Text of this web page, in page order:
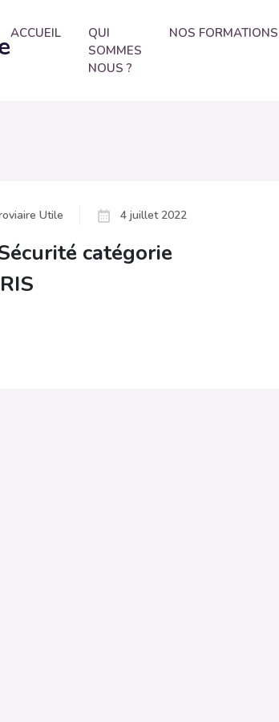
ACCUEIL
QUI
SOMMES
NOUS ?
NOS FORMATIONS
Utile 4 juillet 2022
catégorie